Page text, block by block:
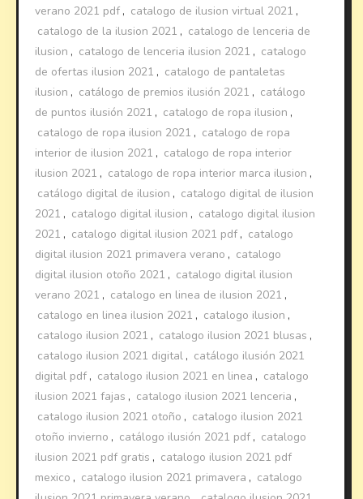
verano 2021 pdf , catalogo de ilusion virtual 2021 ,
catalogo de la ilusion 2021 , catalogo de lenceria de
ilusion , catalogo de lenceria ilusion 2021 , catalogo
de ofertas ilusion 2021 , catalogo de pantaletas
ilusion , catálogo de premios ilusión 2021 , catálogo
de puntos ilusión 2021 , catalogo de ropa ilusion ,
catalogo de ropa ilusion 2021 , catalogo de ropa
interior de ilusion 2021 , catalogo de ropa interior
ilusion 2021 , catalogo de ropa interior marca ilusion ,
catálogo digital de ilusion , catalogo digital de ilusion
2021 , catalogo digital ilusion , catalogo digital ilusion
2021 , catalogo digital ilusion 2021 pdf , catalogo
digital ilusion 2021 primavera verano , catalogo
digital ilusion otoño 2021 , catalogo digital ilusion
verano 2021 , catalogo en linea de ilusion 2021 ,
catalogo en linea ilusion 2021 , catalogo ilusion ,
catalogo ilusion 2021 , catalogo ilusion 2021 blusas ,
catalogo ilusion 2021 digital , catálogo ilusión 2021
digital pdf , catalogo ilusion 2021 en linea , catalogo
ilusion 2021 fajas , catalogo ilusion 2021 lenceria ,
catalogo ilusion 2021 otoño , catalogo ilusion 2021
otoño invierno , catálogo ilusión 2021 pdf , catalogo
ilusion 2021 pdf gratis , catalogo ilusion 2021 pdf
mexico , catalogo ilusion 2021 primavera , catalogo